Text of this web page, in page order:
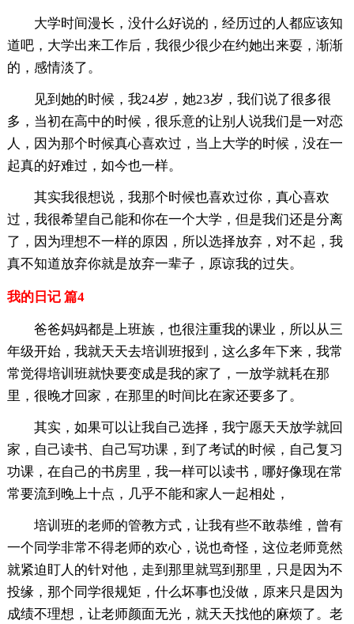
大学时间漫长，没什么好说的，经历过的人都应该知
道吧，大学出来工作后，我很少很少在约她出来耍，渐渐
的，感情淡了。
见到她的时候，我24岁，她23岁，我们说了很多很
多，当初在高中的时候，很乐意的让别人说我们是一对恋
人，因为那个时候真心喜欢过，当上大学的时候，没在一
起真的好难过，如今也一样。
其实我很想说，我那个时候也喜欢过你，真心喜欢
过，我很希望自己能和你在一个大学，但是我们还是分离
了，因为理想不一样的原因，所以选择放弃，对不起，我
真不知道放弃你就是放弃一辈子，原谅我的过失。
我的日记 篇4
爸爸妈妈都是上班族，也很注重我的课业，所以从三
年级开始，我就天天去培训班报到，这么多年下来，我常
常觉得培训班就快要变成是我的家了，一放学就耗在那
里，很晚才回家，在那里的时间比在家还要多了。
其实，如果可以让我自己选择，我宁愿天天放学就回
家，自己读书、自己写功课，到了考试的时候，自己复习
功课，在自己的书房里，我一样可以读书，哪好像现在常
常要流到晚上十点，几乎不能和家人一起相处，
培训班的老师的管教方式，让我有些不敢恭维，曾有
一个同学非常不得老师的欢心，说也奇怪，这位老师竟然
就紧迫盯人的针对他，走到那里就骂到那里，只是因为不
投缘，那个同学很规矩，什么坏事也没做，原来只是因为
成绩不理想，让老师颜面无光，就天天找他的麻烦了。老